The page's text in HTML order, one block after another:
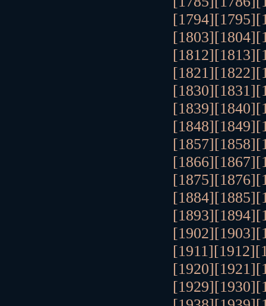
[1794][1795]
[1803][1804]
[1812][1813]
[1821][1822]
[1830][1831]
[1839][1840]
[1848][1849]
[1857][1858]
[1866][1867]
[1875][1876]
[1884][1885]
[1893][1894]
[1902][1903]
[1911][1912]
[1920][1921]
[1929][1930]